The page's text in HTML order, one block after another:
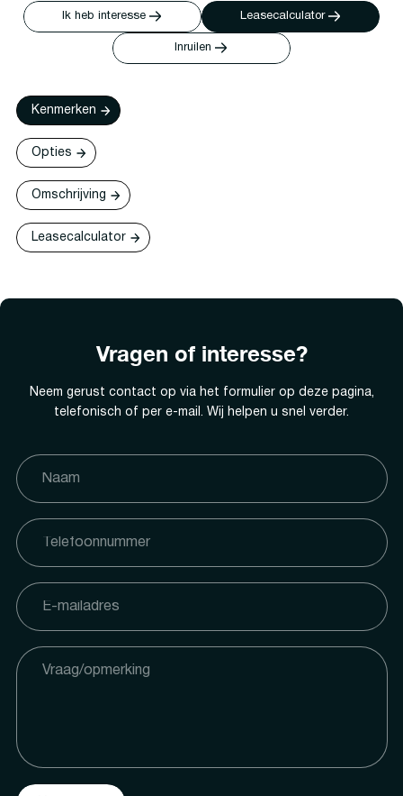
Ik heb interesse Leasecalculator
Inruilen
Kenmerken
Opties
Omschrijving
Leasecalculator
Vragen of interesse?
Neem gerust contact op via het formulier op deze pagina,
telefonisch of per e-mail. Wij helpen u snel verder.